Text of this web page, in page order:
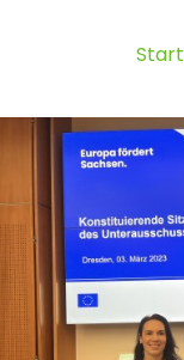
Start